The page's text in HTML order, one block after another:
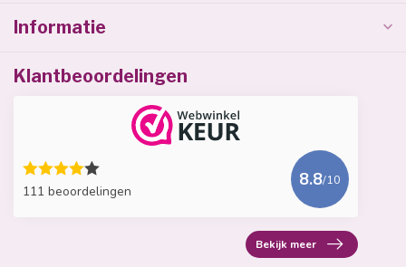
Informatie
Klantbeoordelingen
111 beoordelingen
8.8/10
Bekijk meer